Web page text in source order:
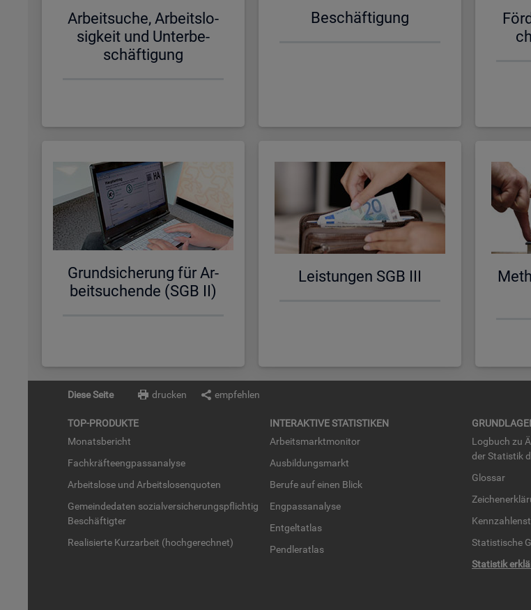
Ar­beit­su­che, Ar­beits­lo­
sig­keit und Un­ter­be­
schäf­ti­gung
Be­schäf­ti­gung
Grund­si­che­rung für Ar­
beit­su­chen­de (SGB II)
Leis­tun­gen SGB III
Diese Seite drucken empfehlen
TOP-PRO­DUK­TE
Mo­nats­be­richt
Fach­kräf­te­eng­pass­ana­ly­se
Ar­beits­lo­se und Ar­beits­lo­sen­quo­ten
Ge­mein­de­da­ten so­zi­al­ver­si­che­rungs­pflich­tig
Be­schäf­tig­ter
Rea­li­sier­te Kurz­ar­beit (hoch­ge­rech­net)
IN­TER­AK­TI­VE STA­TIS­TI­KEN
Ar­beits­markt­mo­ni­tor
Aus­bil­dungs­markt
Be­ru­fe auf einen Blick
Eng­pass­ana­ly­se
Ent­gel­t­at­las
Pend­ler­at­las
Log­buch zu
der Sta­tis­tik
Glos­sar
Sta­tis­ti­sche
Sta­tis­tik